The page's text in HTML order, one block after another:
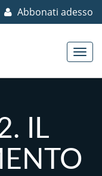
Abbonati adesso
IL